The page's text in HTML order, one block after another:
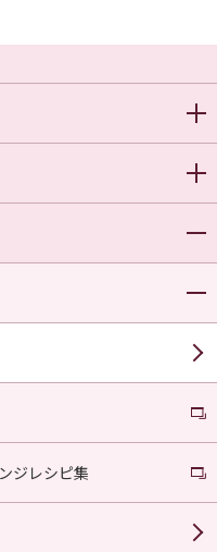
ジレシピ集